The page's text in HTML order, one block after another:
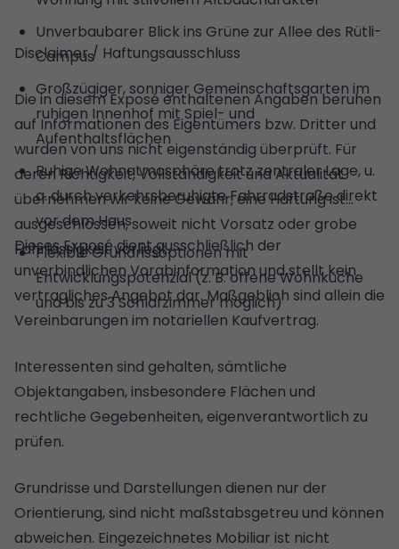
Unverbaubarer Blick ins Grüne zur Allee des Rütli-
Campus
Großzügiger, sonniger Gemeinschaftsgarten im
ruhigen Innenhof mit Spiel- und
Aufenthaltsflächen
Ruhige Wohnatmosphäre trotz zentraler Lage, u.
a. durch verkehrsberuhigte Fahrradstraße direkt
vor dem Haus
Flexible Grundrissoptionen mit
Entwicklungspotenzial (z. B. offene Wohnküche
und bis zu 3 Schlafzimmer möglich)
Disclaimer / Haftungsausschluss
Die in diesem Exposé enthaltenen Angaben beruhen
auf Informationen des Eigentümers bzw. Dritter und
wurden von uns nicht eigenständig überprüft. Für
deren Richtigkeit, Vollständigkeit und Aktualität
übernehmen wir keine Gewähr; eine Haftung ist
ausgeschlossen, soweit nicht Vorsatz oder grobe
Fahrlässigkeit vorliegt.
Dieses Exposé dient ausschließlich der
unverbindlichen Vorabinformation und stellt kein
vertragliches Angebot dar. Maßgeblich sind allein die
Vereinbarungen im notariellen Kaufvertrag.
Interessenten sind gehalten, sämtliche
Objektangaben, insbesondere Flächen und
rechtliche Gegebenheiten, eigenverantwortlich zu
prüfen.
Grundrisse und Darstellungen dienen nur der
Orientierung, sind nicht maßstabsgetreu und können
abweichen. Eingezeichnetes Mobiliar ist nicht